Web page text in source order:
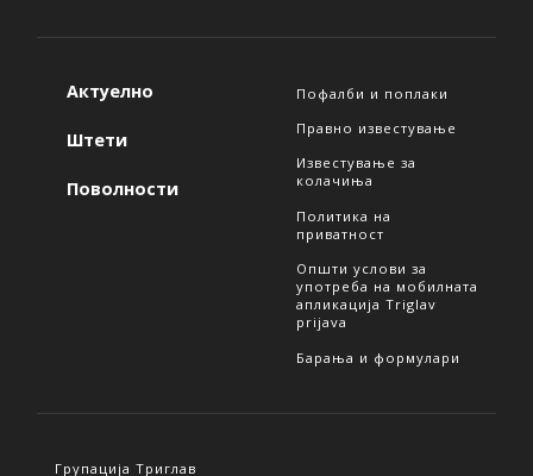
Актуелно
Штети
Поволности
Пофалби и поплаки
Правно известување
Известување за
колачиња
Политика на
приватност
Општи услови за
употреба на мобилната
апликација Triglav
prijava
Барања и формулари
Групација Триглав